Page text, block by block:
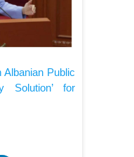
Albanian Public
Solution’ for